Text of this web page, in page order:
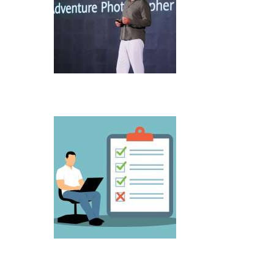
Microsoft predstavio Project